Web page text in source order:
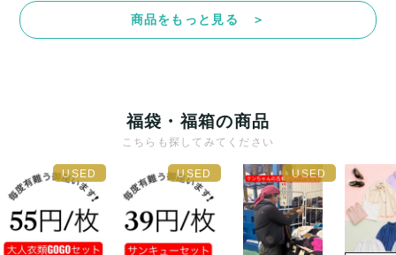
商品をもっと見る ＞
福袋・福箱の商品
こちらも探してみてください